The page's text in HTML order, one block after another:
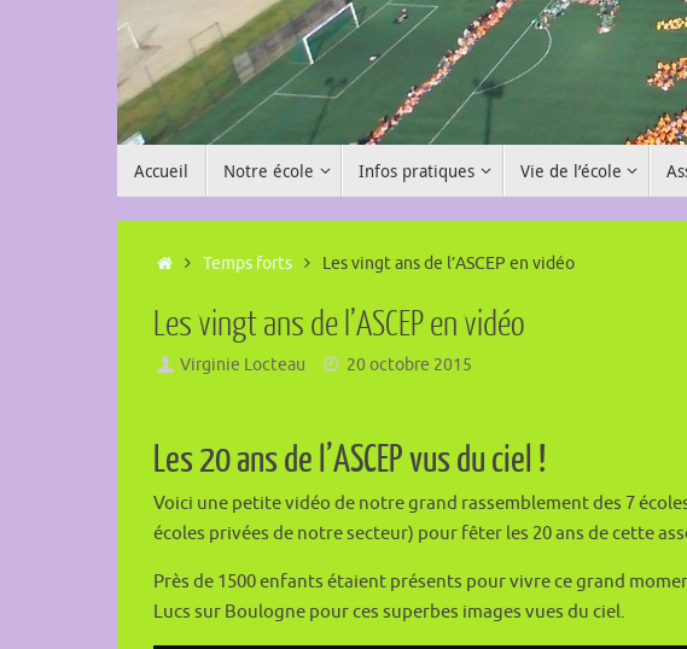
Accueil Notre école Infos pratiques Vie de l’école
Accueil
Temps forts Les vingt ans de l’ASCEP en vidéo
Les vingt ans de l’ASCEP en vidéo
Virginie Locteau 20 octobre 2015
Les 20 ans de l’ASCEP vus du ciel !
Voici une petite vidéo de notre grand rassemblement des 7
écoles privées de notre secteur) pour fêter les 20 ans de cette
Près de 1500 enfants étaient présents pour vivre ce grand
Lucs sur Boulogne pour ces superbes images vues du ciel.